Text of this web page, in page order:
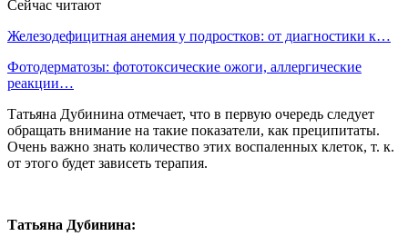
Сейчас читают
Железодефицитная анемия у подростков: от диагностики к…
Фотодерматозы: фототоксические ожоги, аллергические
реакции…
Татьяна Дубинина отмечает, что в первую очередь следует
обращать внимание на такие показатели, как преципитаты.
Очень важно знать количество этих воспаленных клеток, т. к.
от этого будет зависеть терапия.
Татьяна Дубинина: